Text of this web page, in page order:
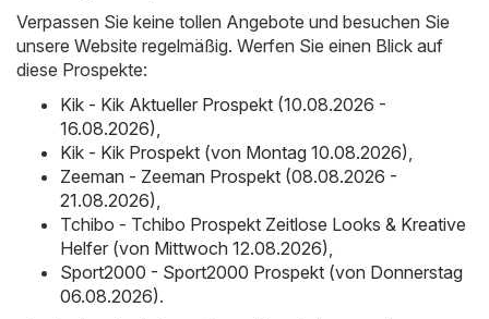
Verpassen Sie keine tollen Angebote und besuchen Sie
unsere Website regelmäßig. Werfen Sie einen Blick auf
diese Prospekte:
Kik - Kik Aktueller Prospekt (10.08.2026 -
16.08.2026),
Kik - Kik Prospekt (von Montag 10.08.2026),
Zeeman - Zeeman Prospekt (08.08.2026 -
21.08.2026),
Tchibo - Tchibo Prospekt Zeitlose Looks & Kreative
Helfer (von Mittwoch 12.08.2026),
Sport2000 - Sport2000 Prospekt (von Donnerstag
06.08.2026).